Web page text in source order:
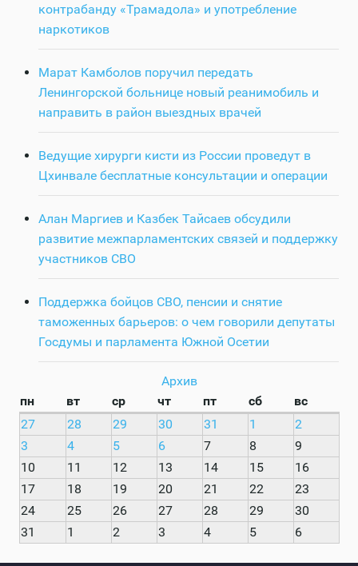
контрабанду «Трамадола» и употребление
наркотиков
Марат Камболов поручил передать
Ленингорской больнице новый реанимобиль и
направить в район выездных врачей
Ведущие хирурги кисти из России проведут в
Цхинвале бесплатные консультации и операции
Алан Маргиев и Казбек Тайсаев обсудили
развитие межпарламентских связей и поддержку
участников СВО
Поддержка бойцов СВО, пенсии и снятие
таможенных барьеров: о чем говорили депутаты
Госдумы и парламента Южной Осетии
Архив
пн
вт ср чт пт сб
вс
27
28 29 30 31 1
2
3
4 5 6 7 8
9
10
11 12 13 14 15
16
17
18 19 20 21 22
23
24
25 26 27 28 29
30
31
1 2 3 4 5 6